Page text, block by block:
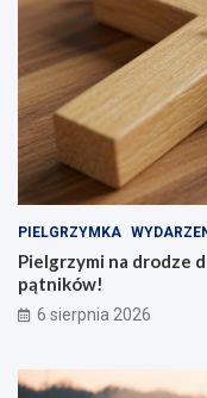
PIELGRZYMKA
Pielgrzymi na drodze
pątników!
6 sierpnia 2026